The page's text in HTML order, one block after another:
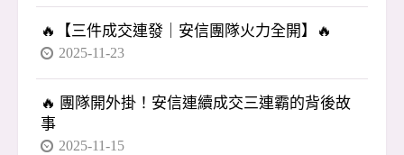
🔥【三件成交連發｜安信團隊火力全開】🔥
2025-11-23
🔥 團隊開外掛！安信連續成交三連霸的背後故
事
2025-11-15